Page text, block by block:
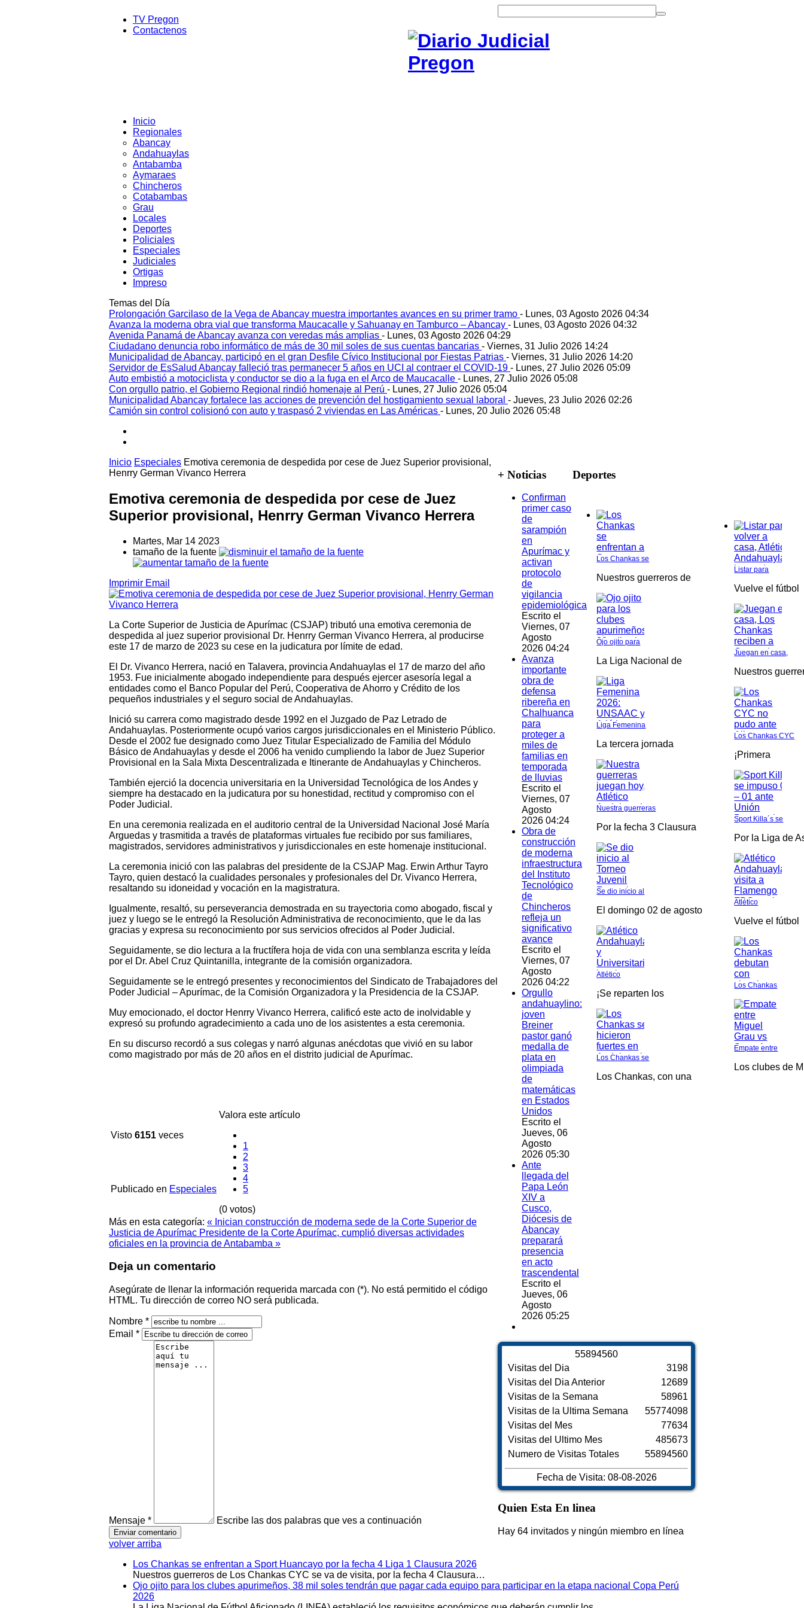
TV Pregon
Contactenos
Inicio
Regionales
Abancay
Andahuaylas
Antabamba
Aymaraes
Chincheros
Cotabambas
Grau
Locales
Deportes
Policiales
Especiales
Judiciales
Ortigas
Impreso
Temas del Día
Prolongación Garcilaso de la Vega de Abancay muestra importantes avances en su primer tramo - Lunes, 03 Agosto 2026 04:34
Avanza la moderna obra vial que transforma Maucacalle y Sahuanay en Tamburco – Abancay - Lunes, 03 Agosto 2026 04:32
Avenida Panamá de Abancay avanza con veredas más amplias - Lunes, 03 Agosto 2026 04:29
Ciudadano denuncia robo informático de más de 30 mil soles de sus cuentas bancarias - Viernes, 31 Julio 2026 14:24
Municipalidad de Abancay, participó en el gran Desfile Cívico Institucional por Fiestas Patrias - Viernes, 31 Julio 2026 14:20
Servidor de EsSalud Abancay falleció tras permanecer 5 años en UCI al contraer el COVID-19 - Lunes, 27 Julio 2026 05:09
Auto embistió a motociclista y conductor se dio a la fuga en el Arco de Maucacalle - Lunes, 27 Julio 2026 05:08
Con orgullo patrio, el Gobierno Regional rindió homenaje al Perú - Lunes, 27 Julio 2026 05:04
Municipalidad Abancay fortalece las acciones de prevención del hostigamiento sexual laboral - Jueves, 23 Julio 2026 02:26
Camión sin control colisionó con auto y traspasó 2 viviendas en Las Américas - Lunes, 20 Julio 2026 05:48
Inicio Especiales Emotiva ceremonia de despedida por cese de Juez Superior provisional,
Henrry German Vivanco Herrera
Emotiva ceremonia de despedida por cese de Juez
Superior provisional, Henrry German Vivanco Herrera
Martes, Mar 14 2023
tamaño de la fuente
Imprimir Email
La Corte Superior de Justicia de Apurímac (CSJAP) tributó una emotiva ceremonia de
despedida al juez superior provisional Dr. Henrry German Vivanco Herrera, al producirse
este 17 de marzo de 2023 su cese en la judicatura por límite de edad.
El Dr. Vivanco Herrera, nació en Talavera, provincia Andahuaylas el 17 de marzo del año
1953. Fue inicialmente abogado independiente para después ejercer asesoría legal a
entidades como el Banco Popular del Perú, Cooperativa de Ahorro y Crédito de los
pequeños industriales y el seguro social de Andahuaylas.
Inició su carrera como magistrado desde 1992 en el Juzgado de Paz Letrado de
Andahuaylas. Posteriormente ocupó varios cargos jurisdiccionales en el Ministerio Público.
Desde el 2002 fue designado como Juez Titular Especializado de Familia del Módulo
Básico de Andahuaylas y desde el 2006 ha venido cumpliendo la labor de Juez Superior
Provisional en la Sala Mixta Descentralizada e Itinerante de Andahuaylas y Chincheros.
También ejerció la docencia universitaria en la Universidad Tecnológica de los Andes y
siempre ha destacado en la judicatura por su honestidad, rectitud y compromiso con el
Poder Judicial.
En una ceremonia realizada en el auditorio central de la Universidad Nacional José María
Arguedas y trasmitida a través de plataformas virtuales fue recibido por sus familiares,
magistrados, servidores administrativos y jurisdiccionales en este homenaje institucional.
La ceremonia inició con las palabras del presidente de la CSJAP Mag. Erwin Arthur Tayro
Tayro, quien destacó la cualidades personales y profesionales del Dr. Vivanco Herrera,
resaltando su idoneidad y vocación en la magistratura.
Igualmente, resaltó, su perseverancia demostrada en su trayectoria como abogado, fiscal y
juez y luego se le entregó la Resolución Administrativa de reconocimiento, que le da las
gracias y expresa su reconocimiento por sus servicios ofrecidos al Poder Judicial.
Seguidamente, se dio lectura a la fructífera hoja de vida con una semblanza escrita y leída
por el Dr. Abel Cruz Quintanilla, integrante de la comisión organizadora.
Seguidamente se le entregó presentes y reconocimientos del Sindicato de Trabajadores del
Poder Judicial – Apurímac, de la Comisión Organizadora y la Presidencia de la CSJAP.
Muy emocionado, el doctor Henrry Vivanco Herrera, calificó este acto de inolvidable y
expresó su profundo agradecimiento a cada uno de los asistentes a esta ceremonia.
En su discurso recordó a sus colegas y narró algunas anécdotas que vivió en su labor
como magistrado por más de 20 años en el distrito judicial de Apurímac.
Visto 6151 veces
Valora este artículo
1
2
3
4
5
(0 votos)
Publicado en Especiales
Más en esta categoría: « Inician construcción de moderna sede de la Corte Superior de
Justicia de Apurímac Presidente de la Corte Apurímac, cumplió diversas actividades
oficiales en la provincia de Antabamba »
Deja un comentario
Asegúrate de llenar la información requerida marcada con (*). No está permitido el código
HTML. Tu dirección de correo NO será publicada.
Nombre *
Email *
Mensaje * Escribe las dos palabras que ves a continuación
volver arriba
+ Noticias
Confirman
primer caso
de
sarampión
en
Apurímac y
activan
protocolo
de
vigilancia
epidemiológica
Escrito el
Viernes, 07
Agosto
2026 04:24
Avanza
importante
obra de
defensa
ribereña en
Chalhuanca
para
proteger a
miles de
familias en
temporada
de lluvias
Escrito el
Viernes, 07
Agosto
2026 04:24
Obra de
construcción
de moderna
infraestructura
del Instituto
Tecnológico
de
Chincheros
refleja un
significativo
avance
Escrito el
Viernes, 07
Agosto
2026 04:22
Orgullo
andahuaylino:
joven
Breiner
pastor ganó
medalla de
plata en
olimpiada
de
matemáticas
en Estados
Unidos
Escrito el
Jueves, 06
Agosto
2026 05:30
Ante
llegada del
Papa León
XIV a
Cusco,
Diócesis de
Abancay
preparará
presencia
en acto
trascendental
Escrito el
Jueves, 06
Agosto
2026 05:25
Deportes
Los Chankas se
Nuestros guerreros de
Ojo ojito para
La Liga Nacional de
Liga Femenina
La tercera jornada
Nuestra guerreras
Por la fecha 3 Clausura
Se dio inicio al
El domingo 02 de agosto
Atlético
¡Se reparten los
Los Chankas se
Los Chankas, con una
Listar para
Vuelve el fútbol
Juegan en casa,
Nuestros
Los Chankas CYC
¡Primera
Sport Killa´s se
Por la Liga de
Atlético
Vuelve el fútbol
Los Chankas
Empate entre
Los clubes de
55894560
Visitas del Dia
Visitas del Dia Anterior
Visitas de la Semana
Visitas de la Ultima Semana
Visitas del Mes
Visitas del Ultimo Mes
Numero de Visitas Totales
3198
12689
58961
55774098
77634
485673
55894560
Fecha de Visita: 08-08-2026
Quien Esta En linea
Hay 64 invitados y ningún miembro en línea
Los Chankas se enfrentan a Sport Huancayo por la fecha 4 Liga 1 Clausura 2026
Nuestros guerreros de Los Chankas CYC se va de visita, por la fecha 4 Clausura…
Ojo ojito para los clubes apurimeños, 38 mil soles tendrán que pagar cada equipo para participar en la etapa nacional Copa Perú
2026